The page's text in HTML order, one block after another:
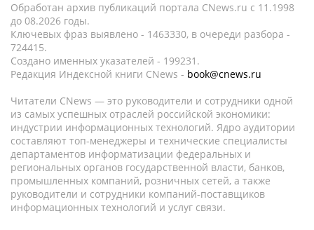
Обработан архив публикаций портала CNews.ru c 11.1998
до 08.2026 годы.
Ключевых фраз выявлено - 1463330, в очереди разбора -
724415.
Создано именных указателей - 199231.
Редакция Индексной книги CNews - book@cnews.ru
Читатели CNews — это руководители и сотрудники одной
из самых успешных отраслей российской экономики:
индустрии информационных технологий. Ядро аудитории
составляют топ-менеджеры и технические специалисты
департаментов информатизации федеральных и
региональных органов государственной власти, банков,
промышленных компаний, розничных сетей, а также
руководители и сотрудники компаний-поставщиков
информационных технологий и услуг связи.